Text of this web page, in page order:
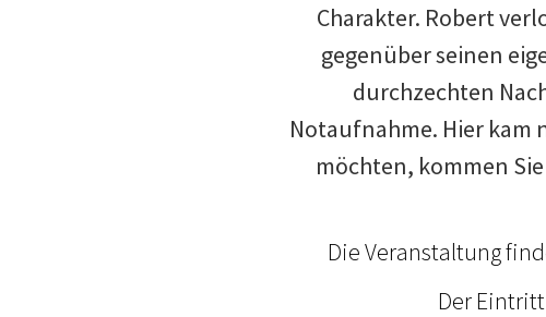
Charakter. Robert
gegenüber seinen
durchzechten
Notaufnahme. Hier kam
möchten, kommen
Die Veranstaltung
Der